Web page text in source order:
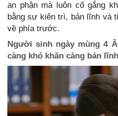
an phận mà luôn cố gắng
bằng sự kiên trì, bản lĩnh và
về phía trước.
Người sinh ngày mùng 4
càng khó khăn càng bản lĩnh